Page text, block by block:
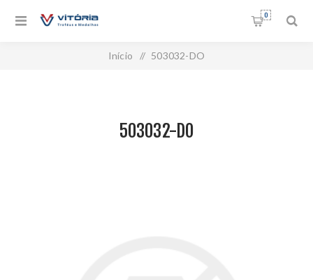
0
Início / 503032-DO
503032-DO